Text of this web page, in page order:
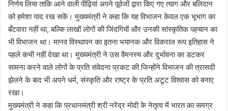
निर्णय लिया ताकि आने वाली पीढ़ियां अपने पूर्वजों द्वारा किए गए त्याग और बलिदान
को हमेशा याद रख सकें। मुख्यमंत्री ने कहा कि यह विभाजन केवल एक भूभाग का
बँटवारा नहीं था, बल्कि लाखों लोगों की जिंदगियों और उनकी सांस्कृतिक पहचान का
भी विभाजन था। मानव विस्थापन का इतना भयानक और विकराल रूप इतिहास ने
पहले कभी नहीं देखा था। मुख्यमंत्री ने उस वैमनस्य और दुर्भावना का डटकर
सामना करने वाले लोगों के प्रति संवेदना प्रकट की जिन्होंने विभाजन की त्रासदी
झेलने के बाद भी अपने धर्म, संस्कृति और राष्ट्र के प्रति अटूट विश्वास को बनाए
रखा।
मुख्यमंत्री ने कहा कि प्रधानमंत्री श्री नरेंद्र मोदी के नेतृत्व में भारत का समग्र